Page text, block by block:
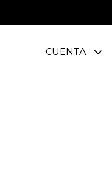
CUENTA